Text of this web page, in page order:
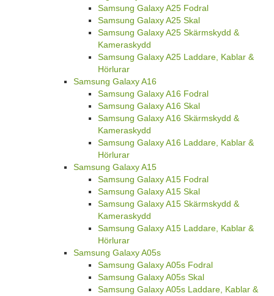
Samsung Galaxy A25 Fodral
Samsung Galaxy A25 Skal
Samsung Galaxy A25 Skärmskydd &
Kameraskydd
Samsung Galaxy A25 Laddare, Kablar &
Hörlurar
Samsung Galaxy A16
Samsung Galaxy A16 Fodral
Samsung Galaxy A16 Skal
Samsung Galaxy A16 Skärmskydd &
Kameraskydd
Samsung Galaxy A16 Laddare, Kablar &
Hörlurar
Samsung Galaxy A15
Samsung Galaxy A15 Fodral
Samsung Galaxy A15 Skal
Samsung Galaxy A15 Skärmskydd &
Kameraskydd
Samsung Galaxy A15 Laddare, Kablar &
Hörlurar
Samsung Galaxy A05s
Samsung Galaxy A05s Fodral
Samsung Galaxy A05s Skal
Samsung Galaxy A05s Laddare, Kablar &